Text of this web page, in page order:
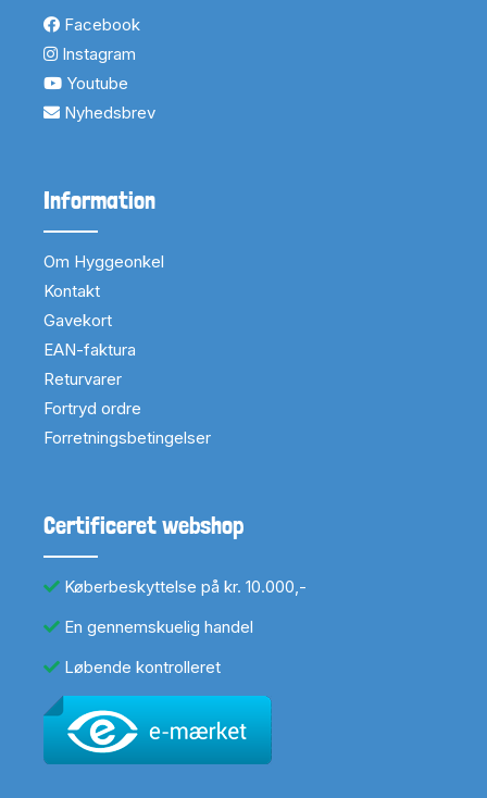
Facebook
Instagram
Youtube
Nyhedsbrev
Information
Om Hyggeonkel
Kontakt
Gavekort
EAN-faktura
Returvarer
Fortryd ordre
Forretningsbetingelser
Certificeret webshop
Køberbeskyttelse på kr. 10.000,-
En gennemskuelig handel
Løbende kontrolleret